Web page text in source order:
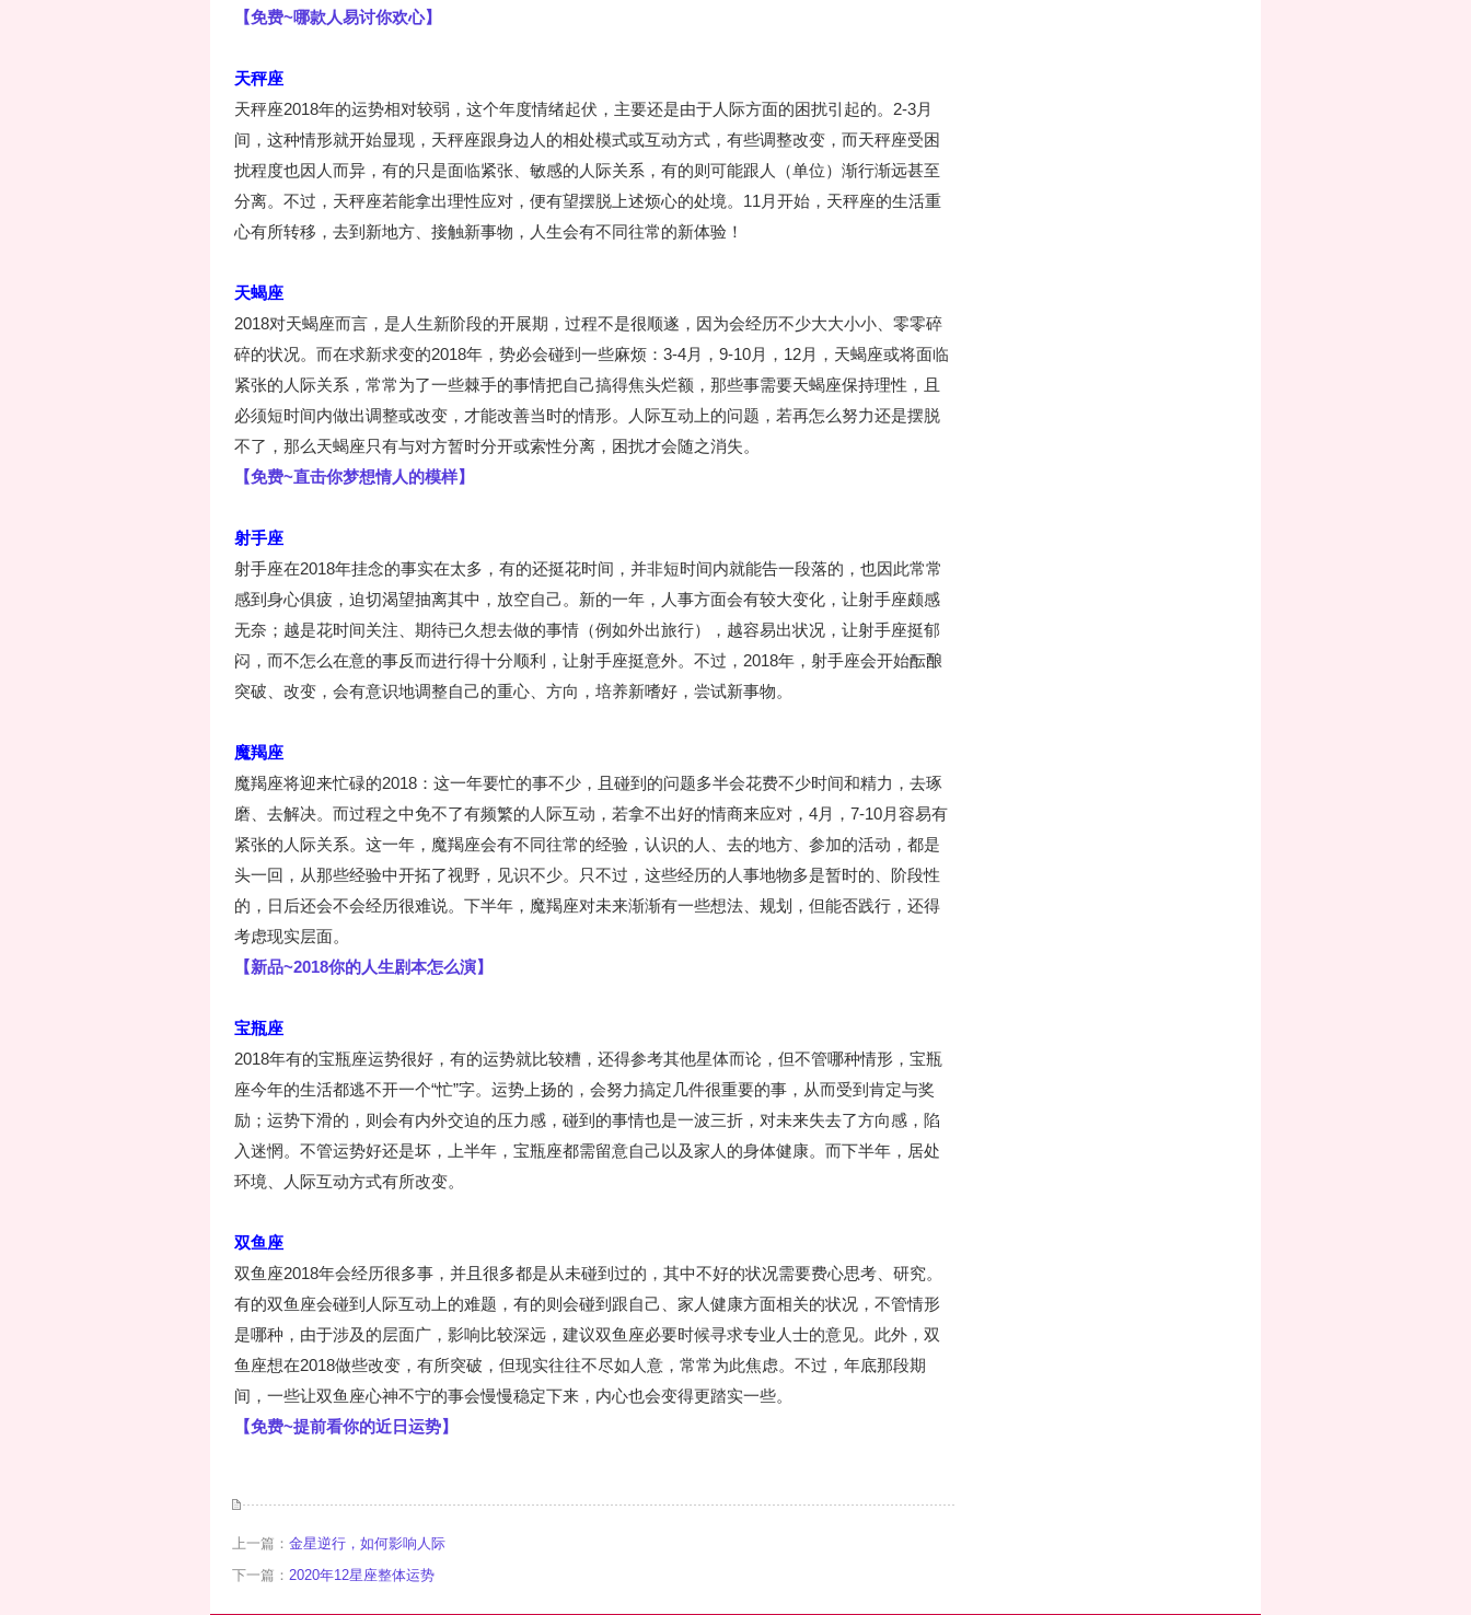
【免费~哪款人易讨你欢心】
天秤座
天秤座2018年的运势相对较弱，这个年度情绪起伏，主要还是由于人际方面的困扰引起的。2-3月
间，这种情形就开始显现，天秤座跟身边人的相处模式或互动方式，有些调整改变，而天秤座受困
扰程度也因人而异，有的只是面临紧张、敏感的人际关系，有的则可能跟人（单位）渐行渐远甚至
分离。不过，天秤座若能拿出理性应对，便有望摆脱上述烦心的处境。11月开始，天秤座的生活重
心有所转移，去到新地方、接触新事物，人生会有不同往常的新体验！
天蝎座
2018对天蝎座而言，是人生新阶段的开展期，过程不是很顺遂，因为会经历不少大大小小、零零碎
碎的状况。而在求新求变的2018年，势必会碰到一些麻烦：3-4月，9-10月，12月，天蝎座或将面临
紧张的人际关系，常常为了一些棘手的事情把自己搞得焦头烂额，那些事需要天蝎座保持理性，且
必须短时间内做出调整或改变，才能改善当时的情形。人际互动上的问题，若再怎么努力还是摆脱
不了，那么天蝎座只有与对方暂时分开或索性分离，困扰才会随之消失。
【免费~直击你梦想情人的模样】
射手座
射手座在2018年挂念的事实在太多，有的还挺花时间，并非短时间内就能告一段落的，也因此常常
感到身心俱疲，迫切渴望抽离其中，放空自己。新的一年，人事方面会有较大变化，让射手座颇感
无奈；越是花时间关注、期待已久想去做的事情（例如外出旅行），越容易出状况，让射手座挺郁
闷，而不怎么在意的事反而进行得十分顺利，让射手座挺意外。不过，2018年，射手座会开始酝酿
突破、改变，会有意识地调整自己的重心、方向，培养新嗜好，尝试新事物。
魔羯座
魔羯座将迎来忙碌的2018：这一年要忙的事不少，且碰到的问题多半会花费不少时间和精力，去琢
磨、去解决。而过程之中免不了有频繁的人际互动，若拿不出好的情商来应对，4月，7-10月容易有
紧张的人际关系。这一年，魔羯座会有不同往常的经验，认识的人、去的地方、参加的活动，都是
头一回，从那些经验中开拓了视野，见识不少。只不过，这些经历的人事地物多是暂时的、阶段性
的，日后还会不会经历很难说。下半年，魔羯座对未来渐渐有一些想法、规划，但能否践行，还得
考虑现实层面。
【新品~2018你的人生剧本怎么演】
宝瓶座
2018年有的宝瓶座运势很好，有的运势就比较糟，还得参考其他星体而论，但不管哪种情形，宝瓶
座今年的生活都逃不开一个“忙”字。运势上扬的，会努力搞定几件很重要的事，从而受到肯定与奖
励；运势下滑的，则会有内外交迫的压力感，碰到的事情也是一波三折，对未来失去了方向感，陷
入迷惘。不管运势好还是坏，上半年，宝瓶座都需留意自己以及家人的身体健康。而下半年，居处
环境、人际互动方式有所改变。
双鱼座
双鱼座2018年会经历很多事，并且很多都是从未碰到过的，其中不好的状况需要费心思考、研究。
有的双鱼座会碰到人际互动上的难题，有的则会碰到跟自己、家人健康方面相关的状况，不管情形
是哪种，由于涉及的层面广，影响比较深远，建议双鱼座必要时候寻求专业人士的意见。此外，双
鱼座想在2018做些改变，有所突破，但现实往往不尽如人意，常常为此焦虑。不过，年底那段期
间，一些让双鱼座心神不宁的事会慢慢稳定下来，内心也会变得更踏实一些。
【免费~提前看你的近日运势】
上一篇： 金星逆行，如何影响人际
下一篇： 2020年12星座整体运势